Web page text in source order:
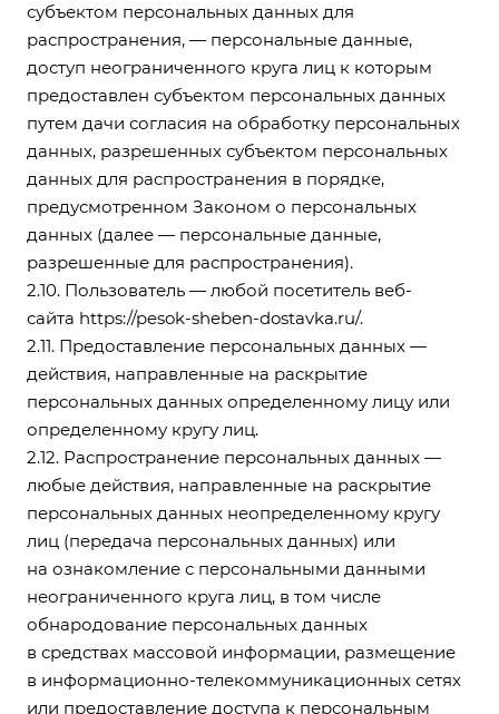
субъектом персональных данных для
распространения, — персональные данные,
доступ неограниченного круга лиц к которым
предоставлен субъектом персональных данных
путем дачи согласия на обработку персональных
данных, разрешенных субъектом персональных
данных для распространения в порядке,
предусмотренном Законом о персональных
данных (далее — персональные данные,
разрешенные для распространения).
2.10. Пользователь — любой посетитель веб-
сайта https://pesok-sheben-dostavka.ru/.
2.11. Предоставление персональных данных —
действия, направленные на раскрытие
персональных данных определенному лицу или
определенному кругу лиц.
2.12. Распространение персональных данных —
любые действия, направленные на раскрытие
персональных данных неопределенному кругу
лиц (передача персональных данных) или
на ознакомление с персональными данными
неограниченного круга лиц, в том числе
обнародование персональных данных
в средствах массовой информации, размещение
в информационно-телекоммуникационных сетях
или предоставление доступа к персональным